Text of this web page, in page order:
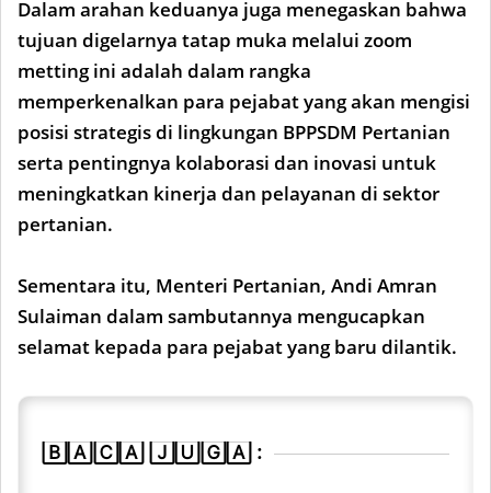
Dalam arahan keduanya juga menegaskan bahwa
tujuan digelarnya tatap muka melalui zoom
metting ini adalah dalam rangka
memperkenalkan para pejabat yang akan mengisi
posisi strategis di lingkungan BPPSDM Pertanian
serta pentingnya kolaborasi dan inovasi untuk
meningkatkan kinerja dan pelayanan di sektor
pertanian.
Sementara itu, Menteri Pertanian, Andi Amran
Sulaiman dalam sambutannya mengucapkan
selamat kepada para pejabat yang baru dilantik.
🄱🄰🄲🄰 🄹🅄🄶🄰 :